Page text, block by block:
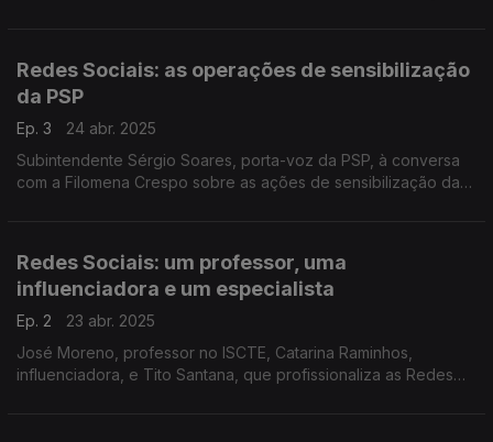
Redes Sociais: as operações de sensibilização
da PSP
Ep. 3
24 abr. 2025
Subintendente Sérgio Soares, porta-voz da PSP, à conversa
com a Filomena Crespo sobre as ações de sensibilização da
Redes Sociais: um professor, uma
influenciadora e um especialista
Ep. 2
23 abr. 2025
José Moreno, professor no ISCTE, Catarina Raminhos,
influenciadora, e Tito Santana, que profissionaliza as Redes